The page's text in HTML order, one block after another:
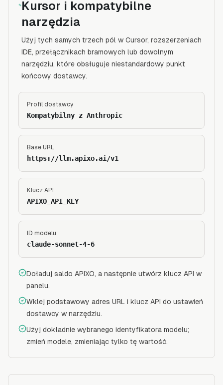
Kursor i kompatybilne
narzędzia
Użyj tych samych trzech pól w Cursor, rozszerzeniach
IDE, przełącznikach bramowych lub dowolnym
narzędziu, które obsługuje niestandardowy punkt
końcowy dostawcy.
Profil dostawcy
Kompatybilny z Anthropic
Base URL
https://llm.apixo.ai/v1
Klucz API
APIXO_API_KEY
ID modelu
claude-sonnet-4-6
Doładuj saldo APIXO, a następnie utwórz klucz API w
panelu.
Wklej podstawowy adres URL i klucz API do ustawień
dostawcy w narzędziu.
Użyj dokładnie wybranego identyfikatora modelu;
zmień modele, zmieniając tylko tę wartość.